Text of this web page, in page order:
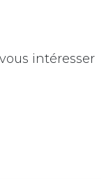
intéresser